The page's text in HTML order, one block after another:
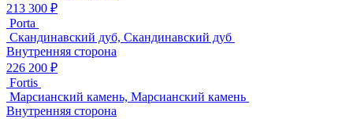
213 300 ₽
Porta
Скандинавский дуб, Скандинавский дуб
Внутренняя сторона
226 200 ₽
Fortis
Марсианский камень, Марсианский камень
Внутренняя сторона